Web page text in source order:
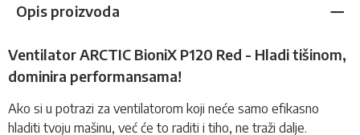
Opis proizvoda
Ventilator ARCTIC BioniX P120 Red - Hladi tišinom,
dominira performansama!
Ako si u potrazi za ventilatorom koji neće samo efikasno
hladiti tvoju mašinu, već će to raditi i tiho, ne traži dalje.